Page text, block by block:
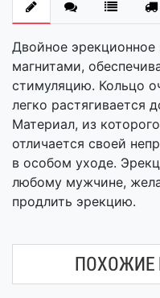
Двойное
магнитами,
стимуляцию. Кольцо
легко растягивается
Материал, из
отличается своей
в особом уходе.
любому мужчине,
продлить эрекцию.
ПОХОЖИЕ